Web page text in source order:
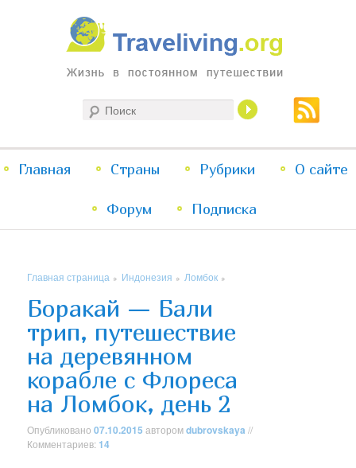
Traveliving
Жизнь в постоянном путешествии
меню
Перейти
к
Перейти
к
Главная Страны Рубрики О сайте
Форум Подписка
Главная страница » Индонезия » Ломбок »
Боракай — Бали
трип, путешествие
на деревянном
корабле с Флореса
на Ломбок, день 2
Опубликовано07.10.2015 авторомdubrovskaya //
Комментариев: 14